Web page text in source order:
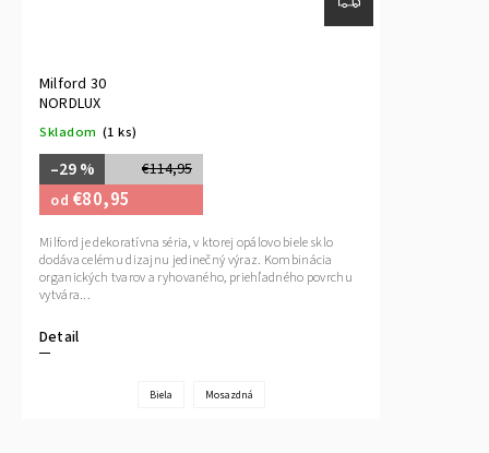
Milford 30
NORDLUX
Skladom (1 ks)
€114,95
–29 %
od €80,95
Detail
Milford je dekoratívna séria, v ktorej opálovo biele sklo
dodáva celému dizajnu jedinečný výraz. Kombinácia
organických tvarov a ryhovaného, priehľadného povrchu
vytvára...
Biela Mosazdná